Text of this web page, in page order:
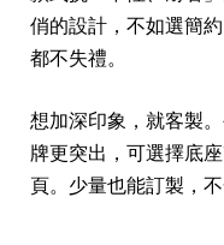
俏的設計，不如選簡
都不失禮。
想加深印象，就客製
牌更突出，可選擇底
頁。少量也能訂製，